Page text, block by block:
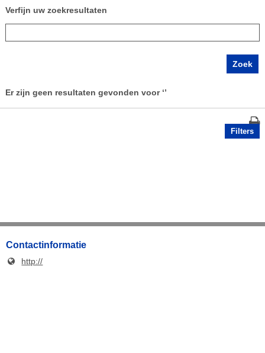
Verfijn uw zoekresultaten
Er zijn geen resultaten gevonden voor ‘’
Filters
Contactinformatie
http://